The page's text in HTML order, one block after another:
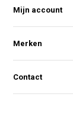
Mijn account
Merken
Contact